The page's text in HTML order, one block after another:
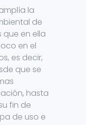
la
de
en ella
en el
es decir,
que se
hasta
fin de
de uso e